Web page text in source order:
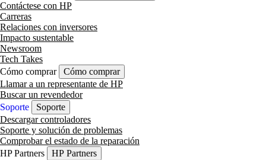
Contáctese con HP
Carreras
Relaciones con inversores
Impacto sustentable
Newsroom
Tech Takes
Cómo comprar
Cómo comprar
Llamar a un representante de HP
Buscar un revendedor
Soporte
Soporte
Descargar controladores
Soporte y solución de problemas
Comprobar el estado de la reparación
HP Partners
HP Partners